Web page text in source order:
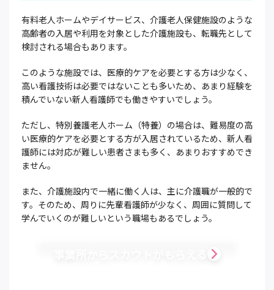
有料老人ホームやデイサービス、介護老人保健施設のような
高齢者の入居や利用を対象とした介護施設も、転職先として
検討される場合もあります。
このような施設では、医療的ケアを必要とする方は少なく、
高い看護技術は必要ではないことも多いため、あまり経験を
積んでいない新人看護師でも働きやすいでしょう。
ただし、特別養護老人ホーム（特養）の場合は、難易度の高
い医療的ケアを必要とする方が入居されているため、新人看
護師には対応が難しい患者さまも多く、あまりおすすめでき
ません。
また、介護施設内で一緒に働く人は、主に介護職が一般的で
す。そのため、周りに先輩看護師が少なく、周囲に質問して
学んでいくのが難しいという職場もあるでしょう。